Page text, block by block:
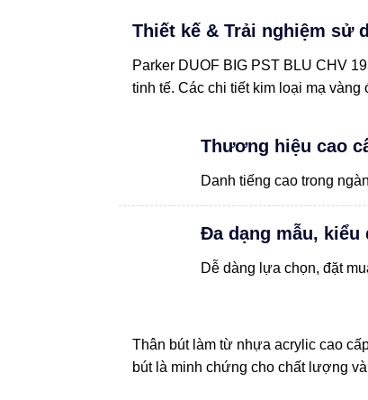
Thiết kế & Trải nghiệm sử
Parker DUOF BIG PST BLU CHV
tinh tế. Các chi tiết kim loại mạ
Thương hiệu cao
Danh tiếng cao trong
Đa dạng mẫu, kiểu
Dễ dàng lựa chọn, đặt
Thân bút làm từ nhựa acrylic cao
bút là minh chứng cho chất lượng